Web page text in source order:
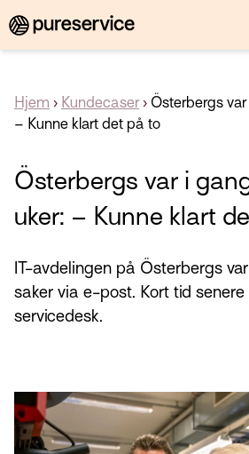
Hjem › Kundecaser› Österbergs
– Kunne klart det på to
Österbergs var i
uker: – Kunne klart
IT-avdelingen på Österbergs
saker via e-post. Kort tid
servicedesk.